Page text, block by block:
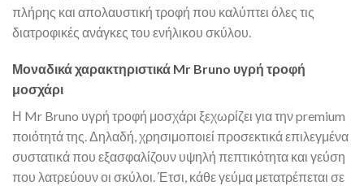
πλήρης και απολαυστική τροφή που καλύπτει όλες τις
διατροφικές ανάγκες του ενήλικου σκύλου.
Μοναδικά χαρακτηριστικά Mr Bruno υγρή τροφή
μοσχάρι
Η Mr Bruno υγρή τροφή μοσχάρι ξεχωρίζει για την premium
ποιότητά της. Δηλαδή, χρησιμοποιεί προσεκτικά επιλεγμένα
συστατικά που εξασφαλίζουν υψηλή πεπτικότητα και γεύση
που λατρεύουν οι σκύλοι. Έτσι, κάθε γεύμα μετατρέπεται σε